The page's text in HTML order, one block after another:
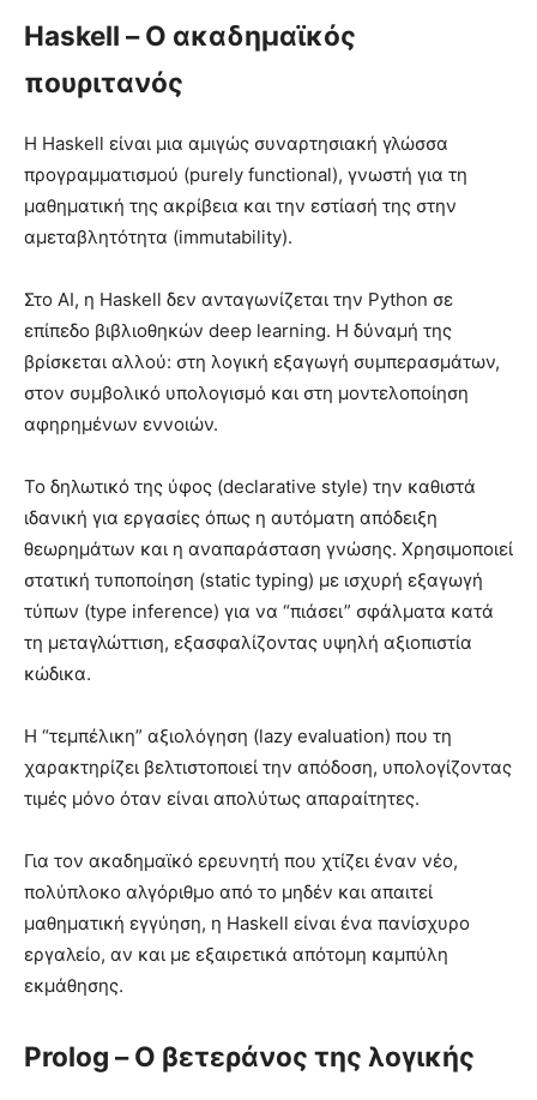
Haskell – Ο ακαδημαϊκός
πουριτανός
Η Haskell είναι μια αμιγώς συναρτησιακή γλώσσα
προγραμματισμού (purely functional), γνωστή για τη
μαθηματική της ακρίβεια και την εστίασή της στην
αμεταβλητότητα (immutability).
Στο AI, η Haskell δεν ανταγωνίζεται την Python σε
επίπεδο βιβλιοθηκών deep learning. Η δύναμή της
βρίσκεται αλλού: στη λογική εξαγωγή συμπερασμάτων,
στον συμβολικό υπολογισμό και στη μοντελοποίηση
αφηρημένων εννοιών.
Το δηλωτικό της ύφος (declarative style) την καθιστά
ιδανική για εργασίες όπως η αυτόματη απόδειξη
θεωρημάτων και η αναπαράσταση γνώσης. Χρησιμοποιεί
στατική τυποποίηση (static typing) με ισχυρή εξαγωγή
τύπων (type inference) για να “πιάσει” σφάλματα κατά
τη μεταγλώττιση, εξασφαλίζοντας υψηλή αξιοπιστία
κώδικα.
Η “τεμπέλικη” αξιολόγηση (lazy evaluation) που τη
χαρακτηρίζει βελτιστοποιεί την απόδοση, υπολογίζοντας
τιμές μόνο όταν είναι απολύτως απαραίτητες.
Για τον ακαδημαϊκό ερευνητή που χτίζει έναν νέο,
πολύπλοκο αλγόριθμο από το μηδέν και απαιτεί
μαθηματική εγγύηση, η Haskell είναι ένα πανίσχυρο
εργαλείο, αν και με εξαιρετικά απότομη καμπύλη
εκμάθησης.
Prolog – Ο βετεράνος της λογικής